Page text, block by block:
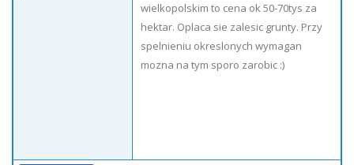
wielkopolskim to cena ok 50-70tys za
hektar. Oplaca sie zalesic grunty. Przy
spelnieniu okreslonych wymagan
mozna na tym sporo zarobic :)